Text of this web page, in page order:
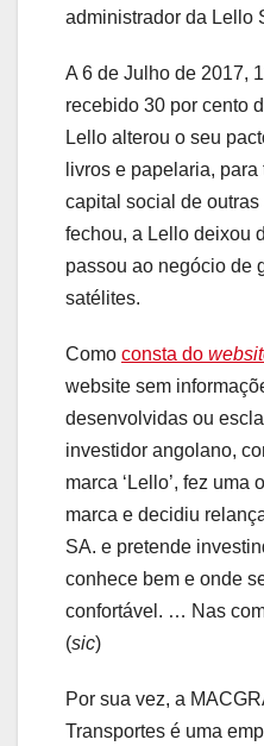
administrador da Lello
A 6 de Julho de 2017,
recebido 30 por cento
Lello alterou o seu
livros e papelaria,
capital social de outras
fechou, a Lello deixou
passou ao negócio de
satélites.
Como consta do
website sem
desenvolvidas ou
investidor angolano,
marca ‘Lello’, fez uma
marca e decidiu
SA. e pretende
conhece bem e onde
confortável. … Nas
(sic)
Por sua vez, a
Transportes é uma